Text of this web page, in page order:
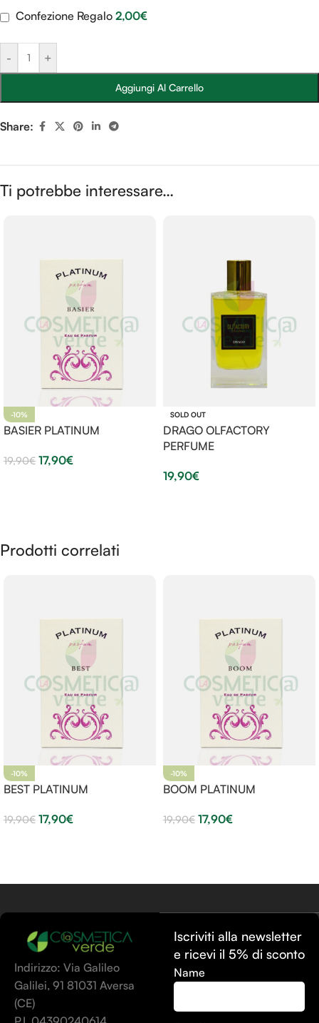
- +
Aggiungi Al Carrello
Confezione Regalo 2,00€
Share:
Ti potrebbe interessare…
-10%
BASIER PLATINUM
19,90€ 17,90€
SOLD OUT
DRAGO OLFACTORY
PERFUME
19,90€
Prodotti correlati
-10%
BEST PLATINUM
19,90€ 17,90€
-10%
BOOM PLATINUM
19,90€ 17,90€
Indirizzo: Via Galileo
Galilei, 91 81031 Aversa
(CE)
Iscriviti alla newsletter
e ricevi il 5% di sconto
Name